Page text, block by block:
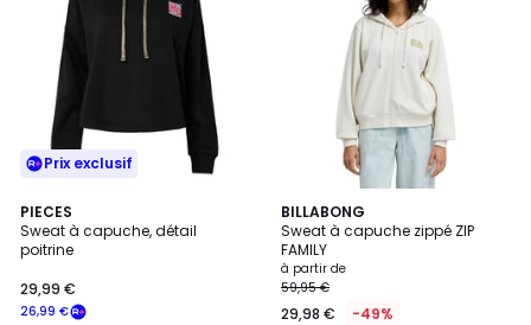
Prix exclusif
PIECES
Sweat à capuche, détail
poitrine
26,99 €
29,99 €
BILLABONG
Sweat à capuche zippé ZIP
FAMILY
à partir de
59,95 €
29,98 € -49%
3
Couleurs